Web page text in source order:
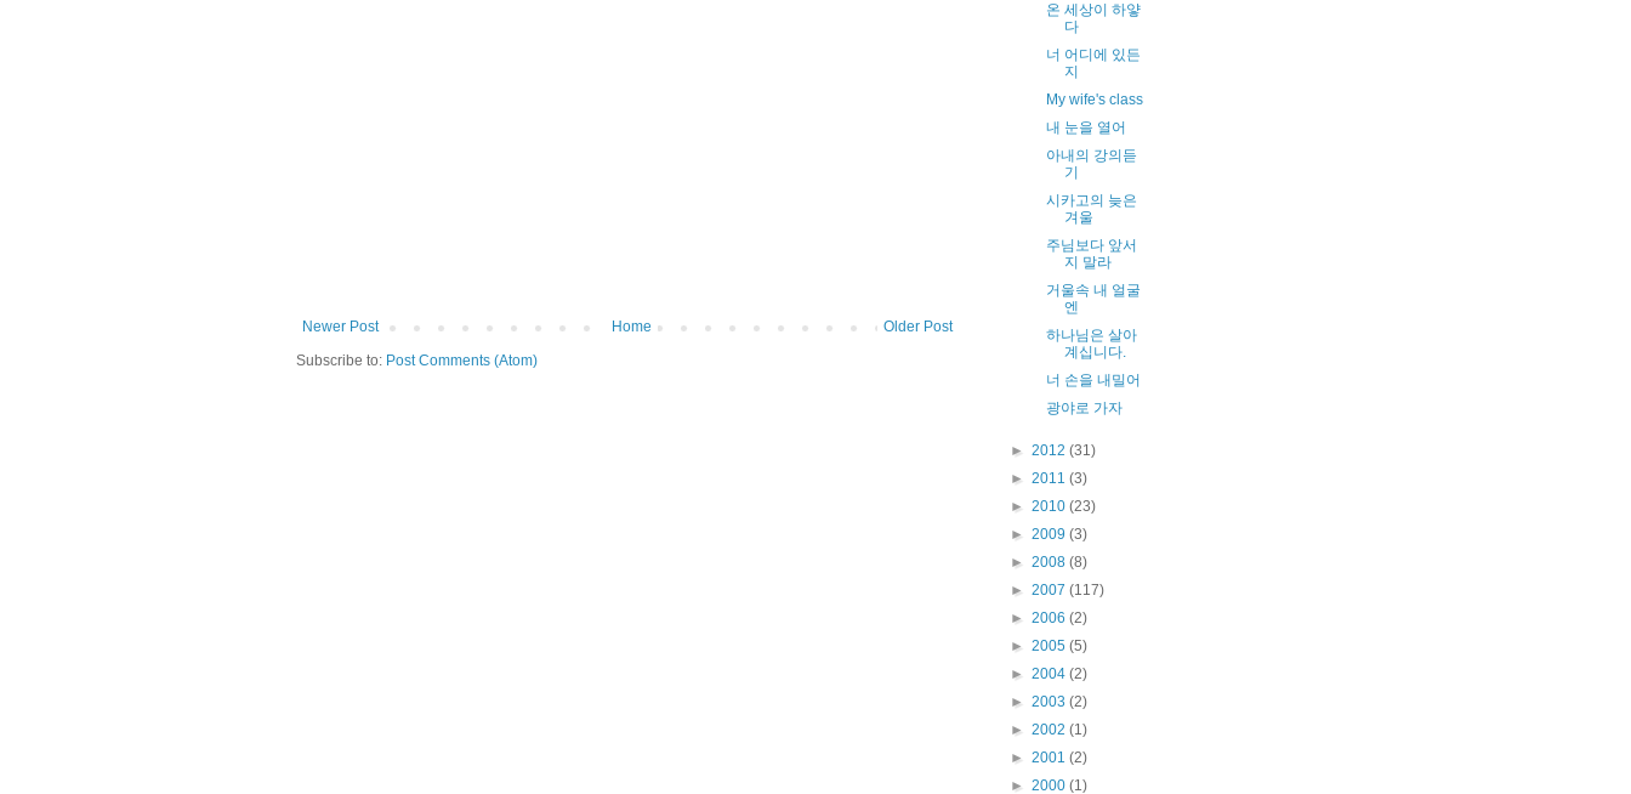
Newer Post Older Post
Home
Subscribe to: Post Comments (Atom)
온 세상이 하얗
다
너 어디에 있든
지
My wife's class
내 눈을 열어
아내의 강의듣
기
시카고의 늦은
겨울
주님보다 앞서
지 말라
거울속 내 얼굴
엔
하나님은 살아
계십니다.
너 손을 내밀어
광야로 가자
► 2012 (31)
► 2011 (3)
► 2010 (23)
► 2009 (3)
► 2008 (8)
► 2007 (117)
► 2006 (2)
► 2005 (5)
► 2004 (2)
► 2003 (2)
► 2002 (1)
► 2001 (2)
► 2000 (1)